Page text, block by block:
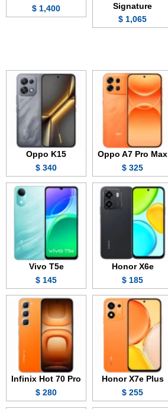
Signature
1,065 $
1,400 $
Oppo A7 Pro Max
325 $
Oppo K15
340 $
Honor X6e
185 $
Vivo T5e
145 $
Honor X7e Plus
255 $
Infinix Hot 70 Pro
280 $